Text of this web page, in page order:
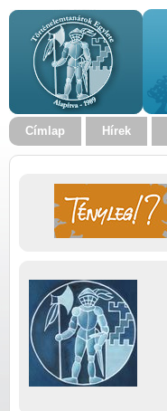
Címlap Hírek